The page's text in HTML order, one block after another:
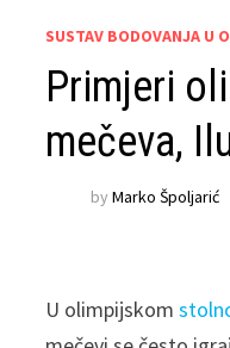
SUSTAV BODOVANJA U
Primjeri
mečeva,
byMarko Špoljarić
U olimpijskom